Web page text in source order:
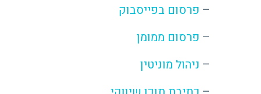
– פרסום בפייסבוק
– פרסום ממומן
– ניהול מוניטין